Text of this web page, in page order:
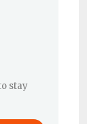
stay